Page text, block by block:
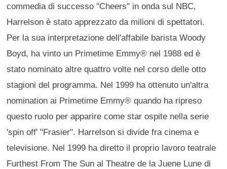
commedia di successo "Cheers" in onda sul NBC,
Harrelson è stato apprezzato da milioni di spettatori.
Per la sua interpretazione dell'affabile barista Woody
Boyd, ha vinto un Primetime Emmy® nel 1988 ed è
stato nominato altre quattro volte nel corso delle otto
stagioni del programma. Nel 1999 ha ottenuto un'altra
nomination ai Primetime Emmy® quando ha ripreso
questo ruolo per apparire come star ospite nella serie
'spin off' "Frasier". Harrelson si divide fra cinema e
televisione. Nel 1999 ha diretto il proprio lavoro teatrale
Furthest From The Sun al Theatre de la Juene Lune di